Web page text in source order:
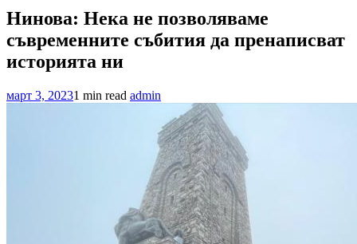
Нинова: Нека не позволяваме
съвременните събития да пренаписват
историята ни
март 3, 20231 min read admin